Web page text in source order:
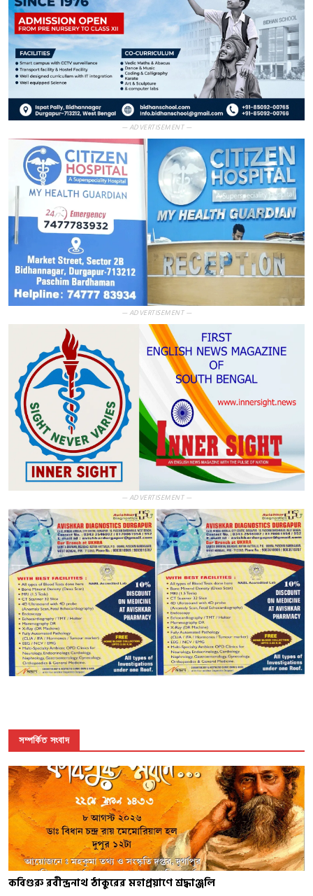
— ADVERTISEMENT —
— ADVERTISEMENT —
— ADVERTISEMENT —
সম্পর্কিত সংবাদ
কবিগুরু রবীন্দ্রনাথ ঠাকুরের মহাপ্রয়াণে শ্রদ্ধাঞ্জলি